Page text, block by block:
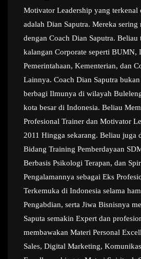
Motivator Leadership yang terkenal
adalah Dian Saputra. Mereka sering
dengan Coach Dian Saputra. Beliau
kalangan Corporate seperti BUMN,
Pemerintahaan, Kementerian, dan
Lainnya. Coach Dian Saputra
berbagi Ilmunya di wilayah
kota besar di Indonesia. Beliau
Profesional Trainer dan Motivator
2011 Hingga sekarang. Beliau juga
Bidang Training Pemberdayaan
Berbasis Psikologi Terapan, dan
Pengalamannya sebagai Eks
Terkemuka di Indonesia selama
Pengabdian, serta Jiwa Bisnisnya
Saputa semakin Expert dan
membawakan Materi Personal
Sales, Digital Marketing,